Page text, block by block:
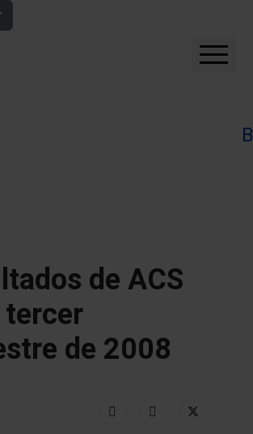
idioma
APRENDE MÁS
de ACS
tercer
de 2008